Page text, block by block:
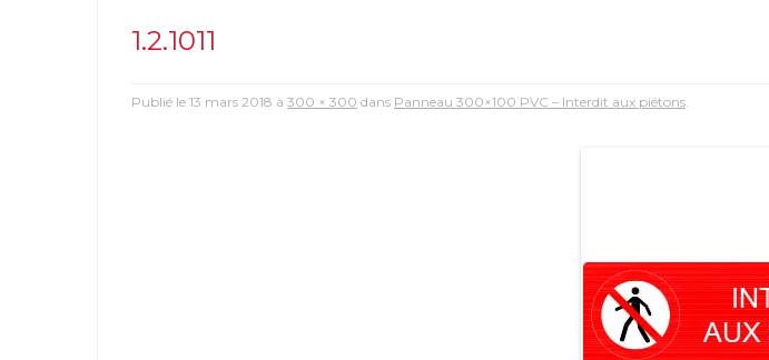
1.2.1011
Publié le 13 mars 2018 à 300 × 300 dans Panneau 300×100 PVC – Interdit aux piétons.